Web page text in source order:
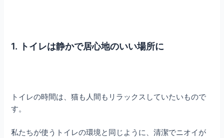
1. トイレは静かで居心地のいい場所に
トイレの時間は、猫も人間もリラックスしていたいもので
す。
私たちが使うトイレの環境と同じように、清潔でニオイが